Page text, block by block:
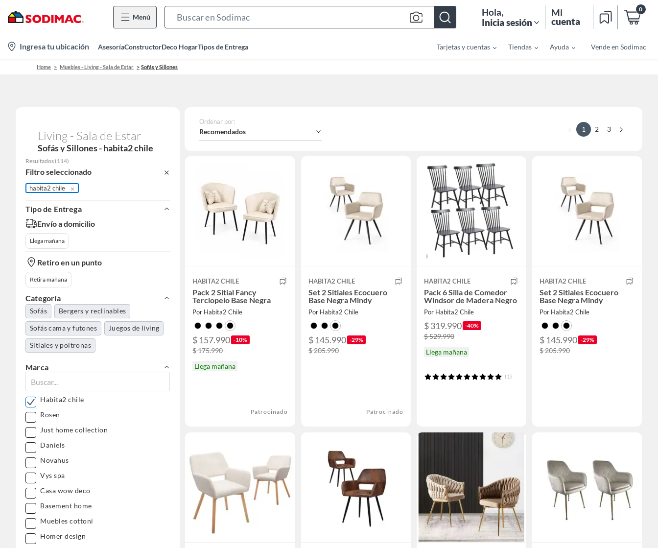
Menú
Bar
Hola,
Inicia sesión
Mi
cuenta
0
location-
icon
Ingresa tu ubicación AsesoríaConstructorDeco HogarTipos de Entrega Tarjetas y cuentas Tiendas Ayuda Vende en Sodimac
Home Muebles - Living - Sala de Estar Sofás y Sillones
Living - Sala de Estar
Sofás y Sillones - habita2 chile
Resultados (114)
Filtro seleccionado
habita2 chile
Tipo de Entrega
Envío a domicilio
Llega mañana
Retiro en un punto
Retira mañana
Categoría
Sofás Bergers y reclinables
Sofás cama y futones Juegos de living
Sitiales y poltronas
Marca
Habita2 chile
Rosen
Just home collection
Daniels
Novahus
Vys spa
Casa wow deco
Basement home
Muebles cottoni
Homer design
Ordenar por:
Recomendados 1 2 3
HABITA2 CHILE
Pack 2 Sitial Fancy
Terciopelo Base Negra
Por Habita2 Chile
$ 157.990 -10%
$ 175.990
Llega mañana
Patrocinado
HABITA2 CHILE
Set 2 Sitiales Ecocuero
Base Negra Mindy
Por Habita2 Chile
$ 145.990 -29%
$ 205.990
Patrocinado
HABITA2 CHILE
Pack 6 Silla de Comedor
Windsor de Madera Negro
Por Habita2 Chile
$ 319.990 -40%
$ 529.990
Llega mañana
(1)
HABITA2 CHILE
Set 2 Sitiales Ecocuero
Base Negra Mindy
Por Habita2 Chile
$ 145.990 -29%
$ 205.990